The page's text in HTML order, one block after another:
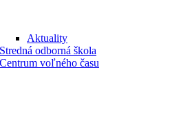
Aktuality
Stredná odborná škola
Centrum voľného času